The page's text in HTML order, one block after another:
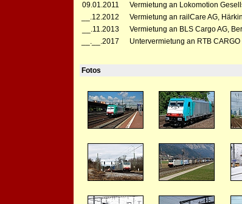
09.01.2011
Vermietung an Lokomotion
__.12.2012
Vermietung an railCare AG,
__.11.2013
Vermietung an BLS Cargo AG,
__.__.2017
Untervermietung an RTB
Fotos